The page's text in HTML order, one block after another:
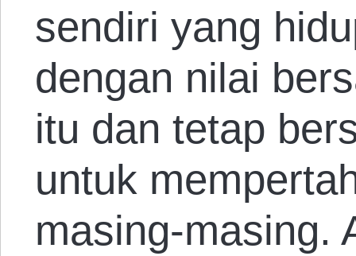
sendiri yang
dengan nilai
itu dan tetap
untuk
masing-masing.